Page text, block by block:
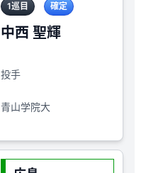
1巡目 確定
中西 聖輝
投手
青山学院大